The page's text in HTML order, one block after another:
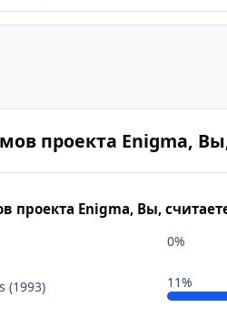
проекта Enigma,
проекта Enigma, Вы,
0%
(1993) 11%